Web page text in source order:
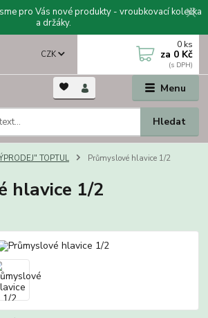
pro Vás nové produkty - vroubkovací kolečka
a držáky.
Menu
CZK
Hledat
0 ks
za 0 Kč
TOPTUL Průmyslové hlavice 1/2
hlavice 1/2